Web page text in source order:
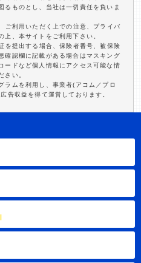
るものとし、当社は一切責任を負いま
ご利用いただく上での注意、プライバ
上、本サイトをご利用下さい。
を提出する場合、保険者番号、被保険
確認欄に記載がある場合はマスキング
ードなど個人情報にアクセス可能な情
さい。
ムを利用し、事業者(アコム／プロ
告収益を得て運営しております。